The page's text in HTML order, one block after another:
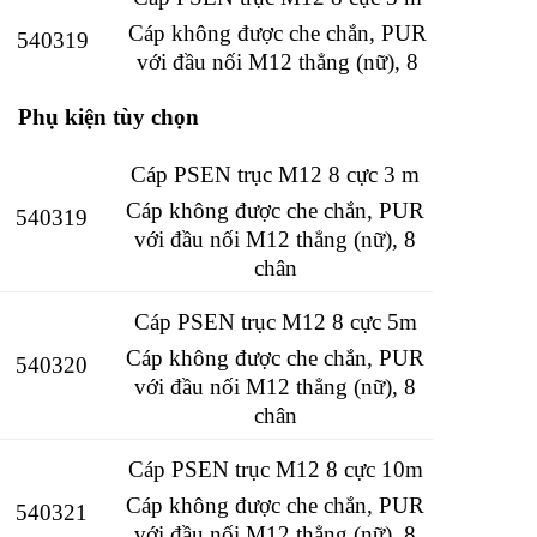
Khối lượng tịnh: 38 g
-25 – 70 ° C
540319
Cáp không được che chắn, PUR
với đầu nối M12 thẳng (nữ), 8
Cáp không được che chắn, PUR
với đầu nối M12 thẳng (nữ), 8
chân
Cáp không được che chắn, PUR
với đầu nối M12 thẳng (nữ), 8
chân
Cáp không được che chắn, PUR
với đầu nối M12 góc cạnh (nữ),
Phụ kiện tùy chọn
540319
Cáp PSEN trục M12 8 cực 3 m
Cáp không được che chắn, PUR
với đầu nối M12 thẳng (nữ), 8
chân
540320
Cáp PSEN trục M12 8 cực 5m
Cáp không được che chắn, PUR
với đầu nối M12 thẳng (nữ), 8
chân
540321
Cáp PSEN trục M12 8 cực 10m
Cáp không được che chắn, PUR